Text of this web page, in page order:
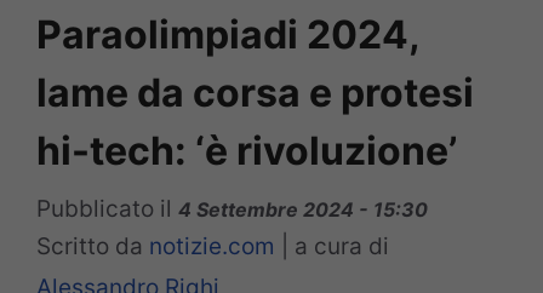
Paraolimpiadi 2024,
lame da corsa e protesi
hi-tech: ‘è rivoluzione’
Pubblicato il 4 Settembre 2024 - 15:30
Scritto da notizie.com
a cura di
Alessandro Righi